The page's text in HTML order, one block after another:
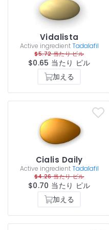
Vidalista
Active ingredientTadalafil
$5.72 当たり ピル
$0.65 当たり ピル
加える
Cialis Daily
Active ingredientTadalafil
$4.26 当たり ピル
$0.70 当たり ピル
加える